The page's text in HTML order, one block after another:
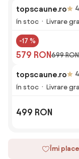
topscaune.ro
În stoc
Livrare
-17 %
579 RON699 RON
topscaune.ro
În stoc
Livrare
499 RON
Îmi place